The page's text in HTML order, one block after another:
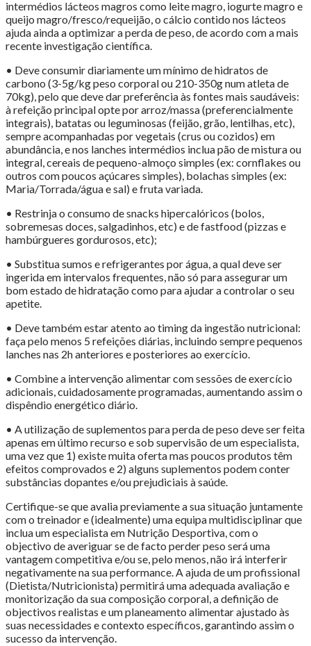
intermédios lácteos magros como leite magro, iogurte magro e
queijo magro/fresco/requeijão, o cálcio contido nos lácteos
ajuda ainda a optimizar a perda de peso, de acordo com a mais
recente investigação científica.
• Deve consumir diariamente um mínimo de hidratos de
carbono (3-5g/kg peso corporal ou 210-350g num atleta de
70kg), pelo que deve dar preferência às fontes mais saudáveis:
à refeição principal opte por arroz/massa (preferencialmente
integrais), batatas ou leguminosas (feijão, grão, lentilhas, etc),
sempre acompanhadas por vegetais (crus ou cozidos) em
abundância, e nos lanches intermédios inclua pão de mistura ou
integral, cereais de pequeno-almoço simples (ex: cornflakes ou
outros com poucos açúcares simples), bolachas simples (ex:
Maria/Torrada/água e sal) e fruta variada.
• Restrinja o consumo de snacks hipercalóricos (bolos,
sobremesas doces, salgadinhos, etc) e de fastfood (pizzas e
hambúrgueres gordurosos, etc);
• Substitua sumos e refrigerantes por água, a qual deve ser
ingerida em intervalos frequentes, não só para assegurar um
bom estado de hidratação como para ajudar a controlar o seu
apetite.
• Deve também estar atento ao timing da ingestão nutricional:
faça pelo menos 5 refeições diárias, incluindo sempre pequenos
lanches nas 2h anteriores e posteriores ao exercício.
• Combine a intervenção alimentar com sessões de exercício
adicionais, cuidadosamente programadas, aumentando assim o
dispêndio energético diário.
• A utilização de suplementos para perda de peso deve ser feita
apenas em último recurso e sob supervisão de um especialista,
uma vez que 1) existe muita oferta mas poucos produtos têm
efeitos comprovados e 2) alguns suplementos podem conter
substâncias dopantes e/ou prejudiciais à saúde.
Certifique-se que avalia previamente a sua situação juntamente
com o treinador e (idealmente) uma equipa multidisciplinar que
inclua um especialista em Nutrição Desportiva, com o
objectivo de averiguar se de facto perder peso será uma
vantagem competitiva e/ou se, pelo menos, não irá interferir
negativamente na sua performance. A ajuda de um profissional
(Dietista/Nutricionista) permitirá uma adequada avaliação e
monitorização da sua composição corporal, a definição de
objectivos realistas e um planeamento alimentar ajustado às
suas necessidades e contexto específicos, garantindo assim o
sucesso da intervenção.